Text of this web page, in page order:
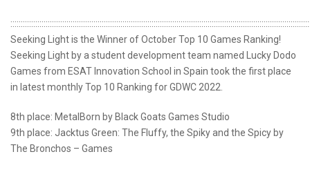
Seeking Light is the Winner of October Top 10 Games Ranking!
Seeking Light by a student development team named Lucky Dodo
Games from ESAT Innovation School in Spain took the first place
in latest monthly Top 10 Ranking for GDWC 2022.
8th place: MetalBorn by Black Goats Games Studio
9th place: Jacktus Green: The Fluffy, the Spiky and the Spicy by
The Bronchos – Games